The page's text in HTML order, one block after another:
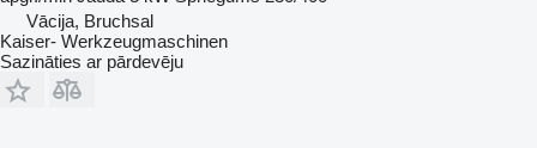
Vācija, Bruchsal
Kaiser- Werkzeugmaschinen
Sazināties ar pārdevēju